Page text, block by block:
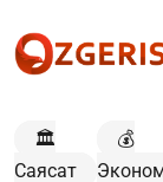
🏛️
Саясат
💰